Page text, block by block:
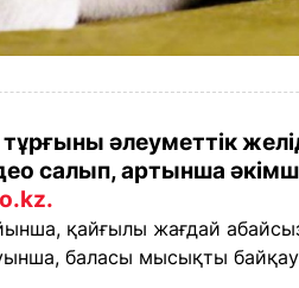
әлеуметтік
салып, артынша
.
қайғылы жағдай
баласы мысықты